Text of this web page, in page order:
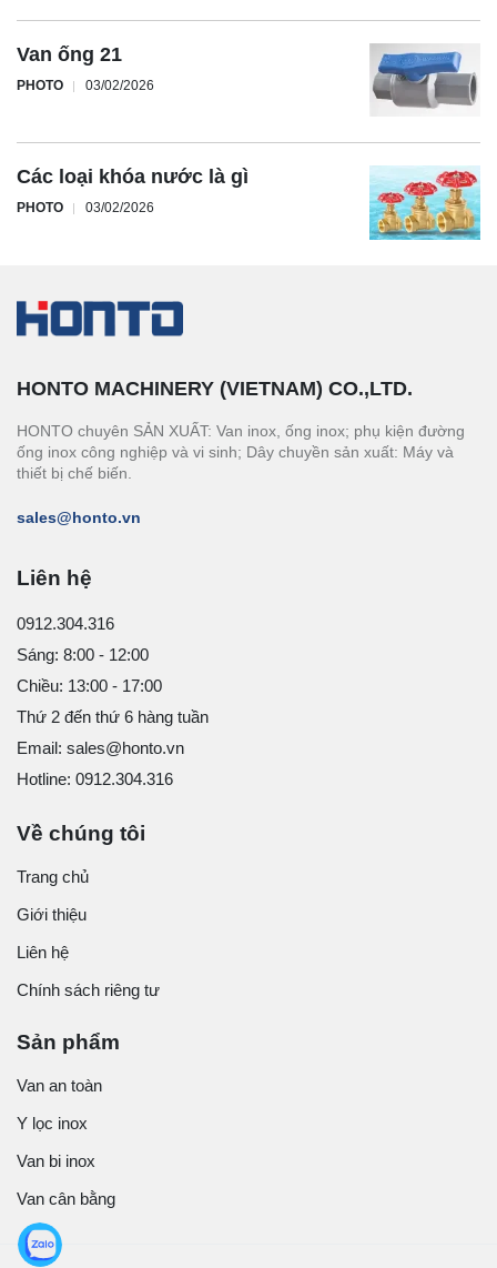
Van ống 21
PHOTO 03/02/2026
Các loại khóa nước là gì
PHOTO 03/02/2026
HONTO MACHINERY (VIETNAM) CO.,LTD.
HONTO chuyên SẢN XUẤT: Van inox, ống inox; phụ kiện đường
ống inox công nghiệp và vi sinh; Dây chuyền sản xuất: Máy và
thiết bị chế biến.
sales@honto.vn
Liên hệ
0912.304.316
Sáng: 8:00 - 12:00
Chiều: 13:00 - 17:00
Thứ 2 đến thứ 6 hàng tuần
Email: sales@honto.vn
Hotline: 0912.304.316
Về chúng tôi
Trang chủ
Giới thiệu
Liên hệ
Chính sách riêng tư
Sản phẩm
Van an toàn
Y lọc inox
Van bi inox
Van cân bằng